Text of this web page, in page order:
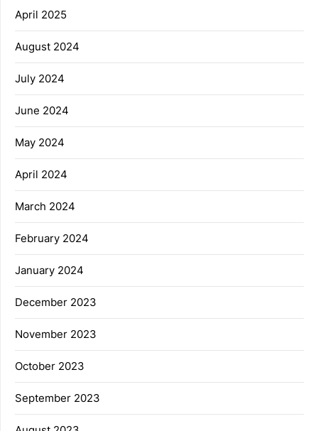
April 2025
August 2024
July 2024
June 2024
May 2024
April 2024
March 2024
February 2024
January 2024
December 2023
November 2023
October 2023
September 2023